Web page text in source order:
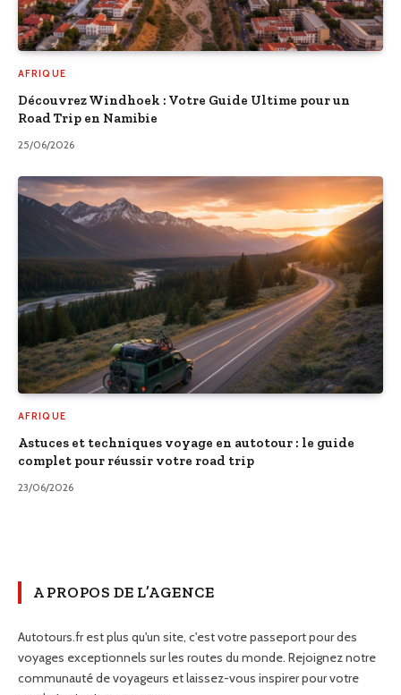
AFRIQUE
Découvrez Windhoek : Votre Guide Ultime pour un
Road Trip en Namibie
25/06/2026
AFRIQUE
Astuces et techniques voyage en autotour : le guide
complet pour réussir votre road trip
23/06/2026
A PROPOS DE L’AGENCE
Autotours.fr est plus qu'un site, c'est votre passeport pour des
voyages exceptionnels sur les routes du monde. Rejoignez notre
communauté de voyageurs et laissez-vous inspirer pour votre